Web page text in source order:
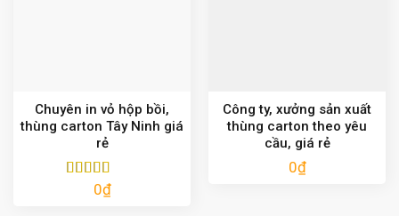
Chuyên in vỏ hộp bồi,
thùng carton Tây Ninh giá
rẻ
Được xếp
0₫
Công ty, xưởng sản xuất
thùng carton theo yêu
cầu, giá rẻ
0₫